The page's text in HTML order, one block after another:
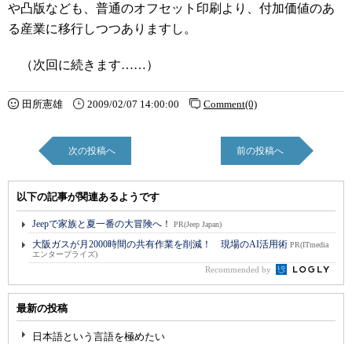
や凸版なども、普通のオフセット印刷より、付加価値のあ
る産業に移行しつつありますし。
（次回に続きます……）
田所憲雄 2009/02/07 14:00:00 Comment(0)
次の投稿へ 前の投稿へ
以下の記事が関連あるようです
Jeepで家族と夏一番の大冒険へ！ PR(Jeep Japan)
大阪ガスが月2000時間の共有作業を削減！ 現場のAI活用術 PR(ITmedia
エンタープライズ)
Recommended by
最新の投稿
日本語という言語を極めたい